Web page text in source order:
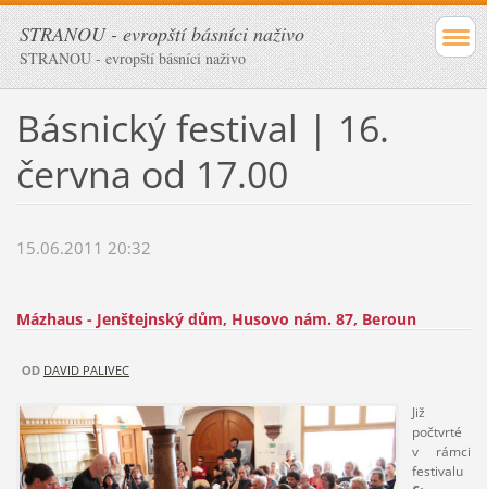
STRANOU - evropští básníci naživo
STRANOU - evropští básníci naživo
Básnický festival | 16.
června od 17.00
15.06.2011 20:32
Mázhaus - Jenštejnský dům, Husovo nám. 87, Beroun
OD DAVID PALIVEC
Již
počtvrté
v rámci
festivalu